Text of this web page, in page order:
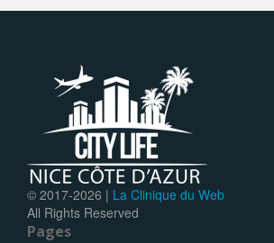
© 2017-2026 | La Clinique du Web
All Rights Reserved
Pages